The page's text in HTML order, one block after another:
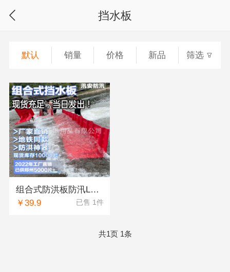
挡水板
默认 销量 价格 新品 筛选
组合式防洪板防汛L型挡水板排水应急物资75CM有效防洪挡水板
￥39.9
已售 1件
共1页 1条